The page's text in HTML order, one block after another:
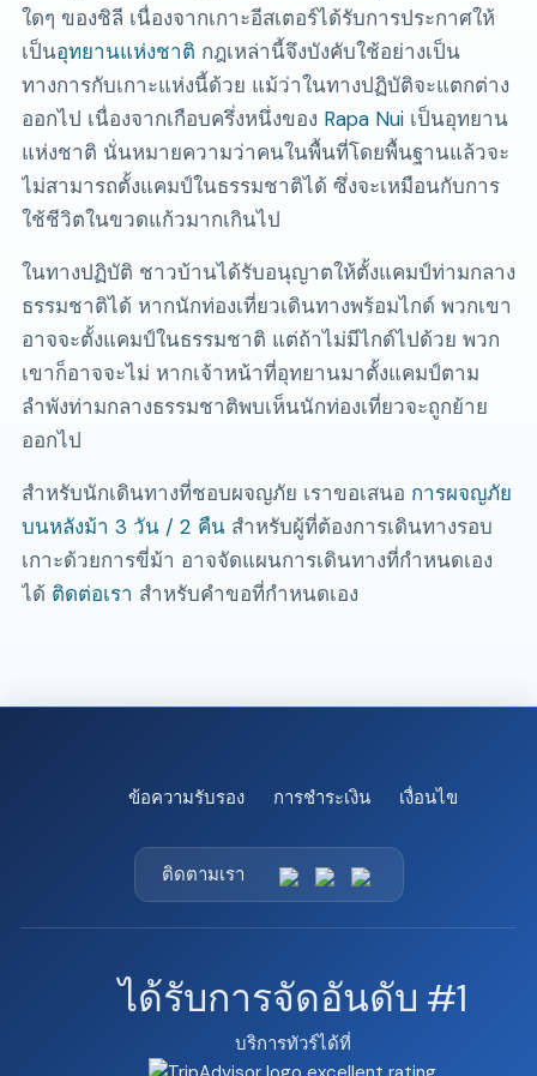
ใดๆ ของชิลี เนื่องจากเกาะอีสเตอร์ได้รับการประกาศให้
เป็นอุทยานแห่งชาติ กฎเหล่านี้จึงบังคับใช้อย่างเป็น
ทางการกับเกาะแห่งนี้ด้วย แม้ว่าในทางปฏิบัติจะแตกต่าง
ออกไป เนื่องจากเกือบครึ่งหนึ่งของ Rapa Nuiเป็นอุทยาน
แห่งชาติ นั่นหมายความว่าคนในพื้นที่โดยพื้นฐานแล้วจะ
ไม่สามารถตั้งแคมป์ในธรรมชาติได้ ซึ่งจะเหมือนกับการ
ใช้ชีวิตในขวดแก้วมากเกินไป
ในทางปฏิบัติ ชาวบ้านได้รับอนุญาตให้ตั้งแคมป์ท่ามกลาง
ธรรมชาติได้ หากนักท่องเที่ยวเดินทางพร้อมไกด์ พวกเขา
อาจจะตั้งแคมป์ในธรรมชาติ แต่ถ้าไม่มีไกด์ไปด้วย พวก
เขาก็อาจจะไม่ หากเจ้าหน้าที่อุทยานมาตั้งแคมป์ตาม
ลำพังท่ามกลางธรรมชาติพบเห็นนักท่องเที่ยวจะถูกย้าย
ออกไป
สำหรับนักเดินทางที่ชอบผจญภัย เราขอเสนอ การผจญภัย
บนหลังม้า 3 วัน / 2 คืนสำหรับผู้ที่ต้องการเดินทางรอบ
เกาะด้วยการขี่ม้า อาจจัดแผนการเดินทางที่กำหนดเอง
ได้ ติดต่อเรา สำหรับคำขอที่กำหนดเอง
ข้อความรับรอง การชำระเงิน เงื่อนไข
ติดตามเรา
ได้รับการจัดอันดับ #1
บริการทัวร์ได้ที่